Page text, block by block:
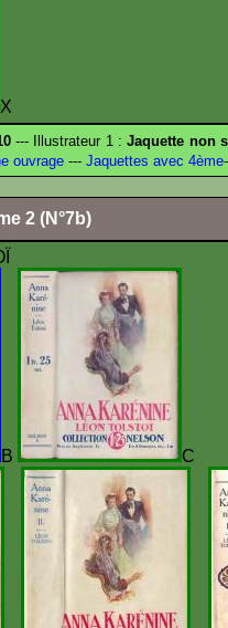
X
--- Illustrateur 1 :Jaquette non
ouvrage --- Jaquettes avec 4ème
2 (N°7b)
B